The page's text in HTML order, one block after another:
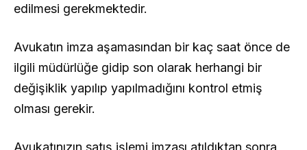
edilmesi gerekmektedir.
Avukatın imza aşamasından bir kaç saat önce de
ilgili müdürlüğe gidip son olarak herhangi bir
değişiklik yapılıp yapılmadığını kontrol etmiş
olması gerekir.
Avukatınızın satış işlemi imzası atıldıktan sonra